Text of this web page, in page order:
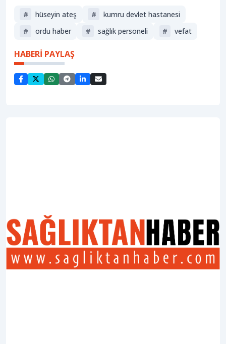
# hüseyin ateş #
kumru devlet hastanesi
#
ordu haber # sağlık personeli # vefat
HABERİ PAYLAŞ